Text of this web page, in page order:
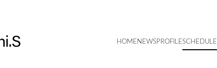
HOMENEWSPROFILESCHEDULE